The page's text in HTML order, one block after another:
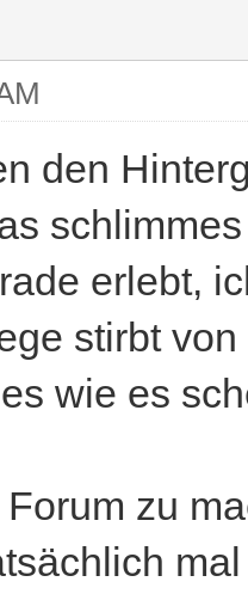
den
erlebt,
stirbt
wie es
zu